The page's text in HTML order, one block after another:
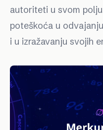
autoriteti u svom
poteškoća u
i u izražavanju svojih